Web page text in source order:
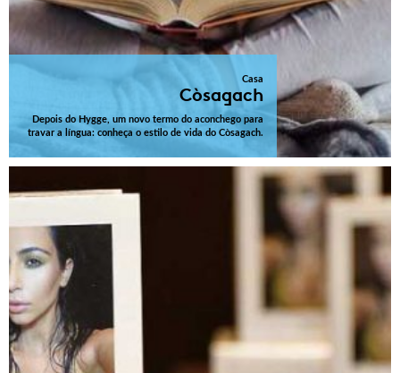
Casa
Còsagach
Depois do Hygge, um novo termo do aconchego para
travar a língua: conheça o estilo de vida do Còsagach.